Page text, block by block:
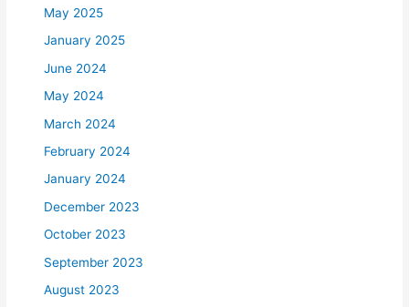
May 2025
January 2025
June 2024
May 2024
March 2024
February 2024
January 2024
December 2023
October 2023
September 2023
August 2023